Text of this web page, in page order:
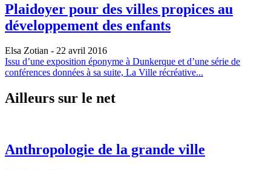
Plaidoyer pour des villes propices au
développement des enfants
Elsa Zotian - 22 avril 2016
Issu d’une exposition éponyme à Dunkerque et d’une série de
conférences données à sa suite, La Ville récréative...
Ailleurs sur le net
Anthropologie de la grande ville